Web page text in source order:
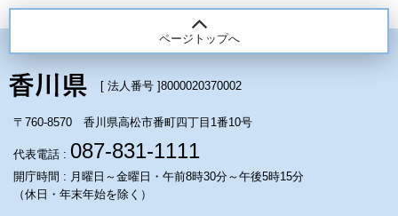
ページトップへ
[ 法人番号 ]8000020370002
〒760-8570 香川県高松市番町四丁目1番10号
代表電話 : 087-831-1111
開庁時間 : 月曜日～金曜日・午前8時30分～午後5時15分
（休日・年末年始を除く）